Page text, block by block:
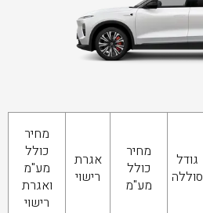
גודל
סוללה
מחיר
כולל
מע"מ
אגרת
רישוי
מחיר
כולל
מע"מ
ואגרת
רישוי